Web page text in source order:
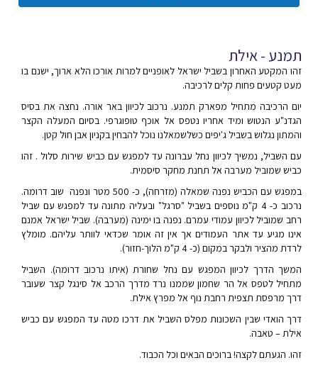
תמנע - אילת
זהו המקטע האחרון בשביל ישראל לאופניים למרות אורכו הלא ארוך, ישנם בו
מעט קטעים פחות קלים לרכיבה.
יום הרכיבה מתחיל מפארק תמנע. נרכוב לכיוון באר אורה. נחצה את בסיס
הגדנ"ע הנטוש ומיד אחריו נטפס אל אוכף טופוגרפי. בסיום המעלה הקצר
והמתון נגלוש בשביל ג'יפים כשלשמאלנו נוכל להבחין בקניון אבן חול קטן.
עם השביל, נמשיך לכיוון נחל עברונה עד למפגש עם כביש שירות סלול . זהו
כביש שמוביל מערבה אל תחנת מחקר סיסמית.
במפגש עם הכביש נפנה שמאלה (מזרחה), כ- 500 מטר ונפנה שוב דרומה.
נרכוב כ- 4 ק"מ נוספים בשביל "סרגל" ובעליה מתונה עד למפגש עם שביל
רחב שמוביל לכיוון עמודי עמרם. נפנה בו ימינה (מערבה). שביל ישראל אמנם
אינו מגיע עד אתר העמודים אך אין זה אומר שכדאי לוותר עליהם. מומלץ
לרדת מהציר ולבקר במקום (כ- 4 ק"מ הלוך-חזור).
המשך הדרך לכיוון המפגש עם נחל שחורת (איתו נרכוב דרומה). השביל
מתחיל לטפס אל הר שחמון שממנו נרד מדרך הרכב אל סינגל קצר שעובר
דרך מרפסת תצפית רחבת נוף אל מפרץ אילת.
דרך הואדי שבין השכונות מפלס השביל את דרכו מטה עד המפגש עם כביש
אילת – טאבה.
זהו. הגעתם לקצה! ברוכים הבאים וכל הכבוד.